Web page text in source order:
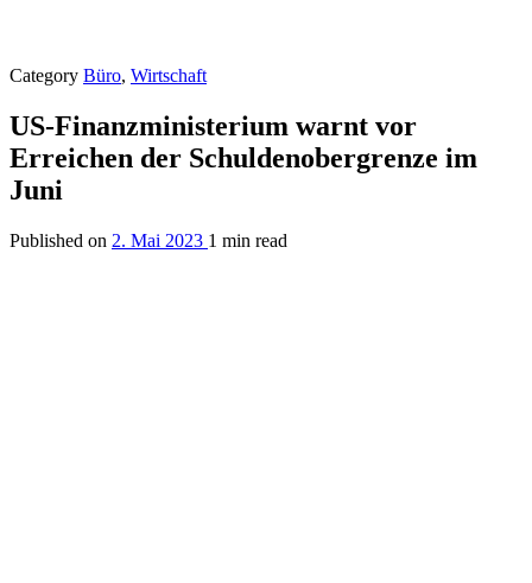
Category Büro, Wirtschaft
US-Finanzministerium warnt vor
Erreichen der Schuldenobergrenze im
Juni
Published on 2. Mai 2023 1 min read